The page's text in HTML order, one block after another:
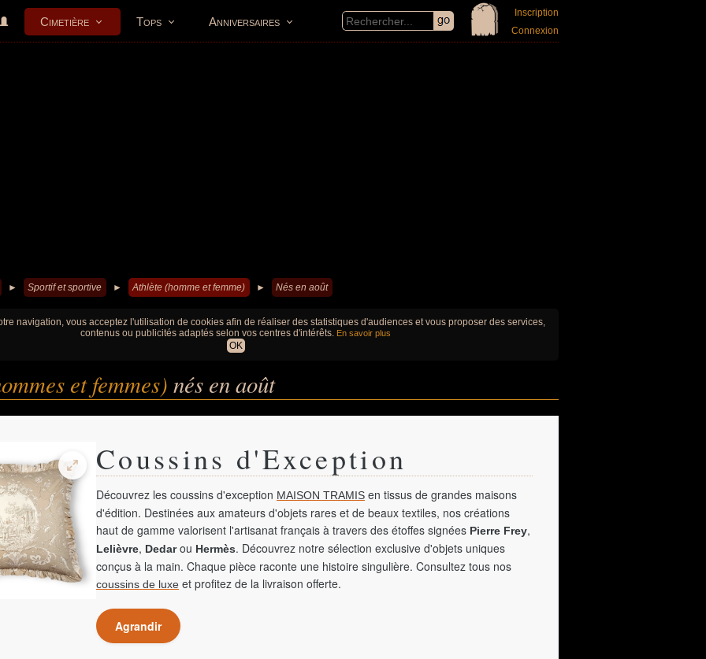
Cimetière Tops Anniversaires
Inscription
Connexion
► Sportif et sportive ► Athlète (homme et femme) ► Nés en août
navigation, vous acceptez l'utilisation de cookies afin de réaliser des statistiques d'audiences et vous proposer des services,
contenus ou publicités adaptés selon vos centres d'intérêts. En savoir plus
OK
et femmes) nés en août
Coussins d'Exception
Découvrez les coussins d'exception MAISON TRAMIS en tissus de grandes maisons
d'édition. Destinées aux amateurs d'objets rares et de beaux textiles, nos créations
haut de gamme valorisent l'artisanat français à travers des étoffes signées Pierre Frey,
Lelièvre, Dedarou Hermès. Découvrez notre sélection exclusive d'objets uniques
conçus à la main. Chaque pièce raconte une histoire singulière. Consultez tous nos
coussins de luxe et profitez de la livraison offerte.
Agrandir